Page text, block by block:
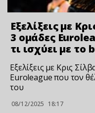
Εξελίξεις με
3 ομάδες
τι ισχύει με το
Εξελίξεις με Κρις
Euroleague που τον
του
08/12/2025 18:17